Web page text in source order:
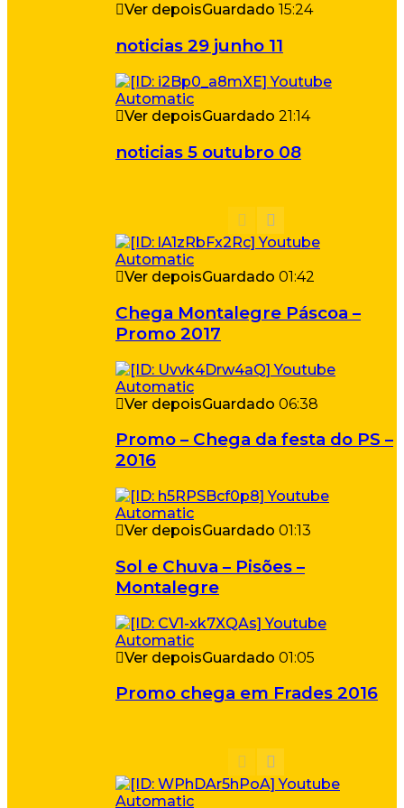
Ver depoisGuardado 15:24
noticias 29 junho 11
Ver depoisGuardado 21:14
noticias 5 outubro 08
Ver depoisGuardado 01:42
Chega Montalegre Páscoa –
Promo 2017
Ver depoisGuardado 06:38
Promo – Chega da festa do PS –
2016
Ver depoisGuardado 01:13
Sol e Chuva – Pisões –
Montalegre
Ver depoisGuardado 01:05
Promo chega em Frades 2016